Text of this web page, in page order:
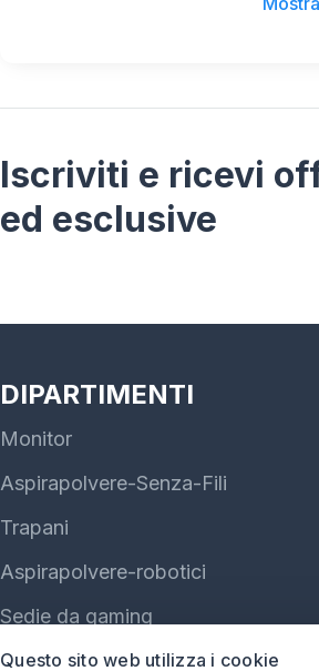
Questo sito web utilizza i cookie
Iscriviti e ricevi
ed esclusive
DIPARTIMENTI
Monitor
Aspirapolvere-Senza-Fili
Trapani
Aspirapolvere-robotici
Sedie da gaming
Auricolari